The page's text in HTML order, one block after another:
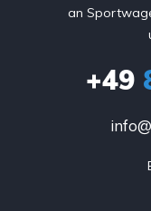
an
+49